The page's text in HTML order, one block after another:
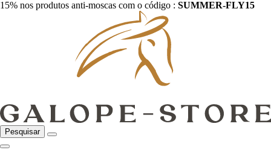
15% nos produtos anti-moscas com o código : SUMMER-FLY15
Pesquisar